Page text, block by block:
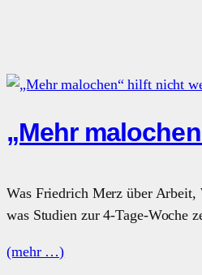
„Mehr
Was Friedrich Merz über Arbeit,
was Studien zur 4-Tage-Woche
(mehr …)